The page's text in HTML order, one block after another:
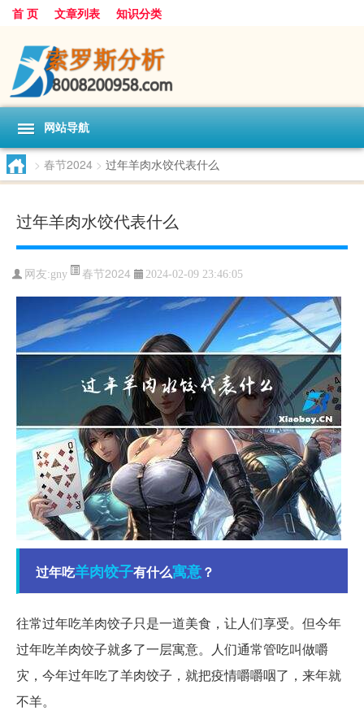
首 页 文章列表 知识分类
网站导航
> 春节2024 > 过年羊肉水饺代表什么
过年羊肉水饺代表什么
网友:gny 春节2024 2024-02-09 23:46:05
过年吃羊肉饺子有什么寓意？
往常过年吃羊肉饺子只是一道美食，让人们享受。但今年
过年吃羊肉饺子就多了一层寓意。人们通常管吃叫做嚼
灾，今年过年吃了羊肉饺子，就把疫情嚼嚼咽了，来年就
不羊。